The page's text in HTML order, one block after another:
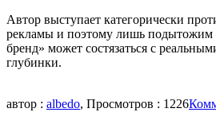
Автор выступает категорически
рекламы и поэтому лишь подытожим
бренд» может состязаться с
глубинки.
автор : albedo, Просмотров : 1226